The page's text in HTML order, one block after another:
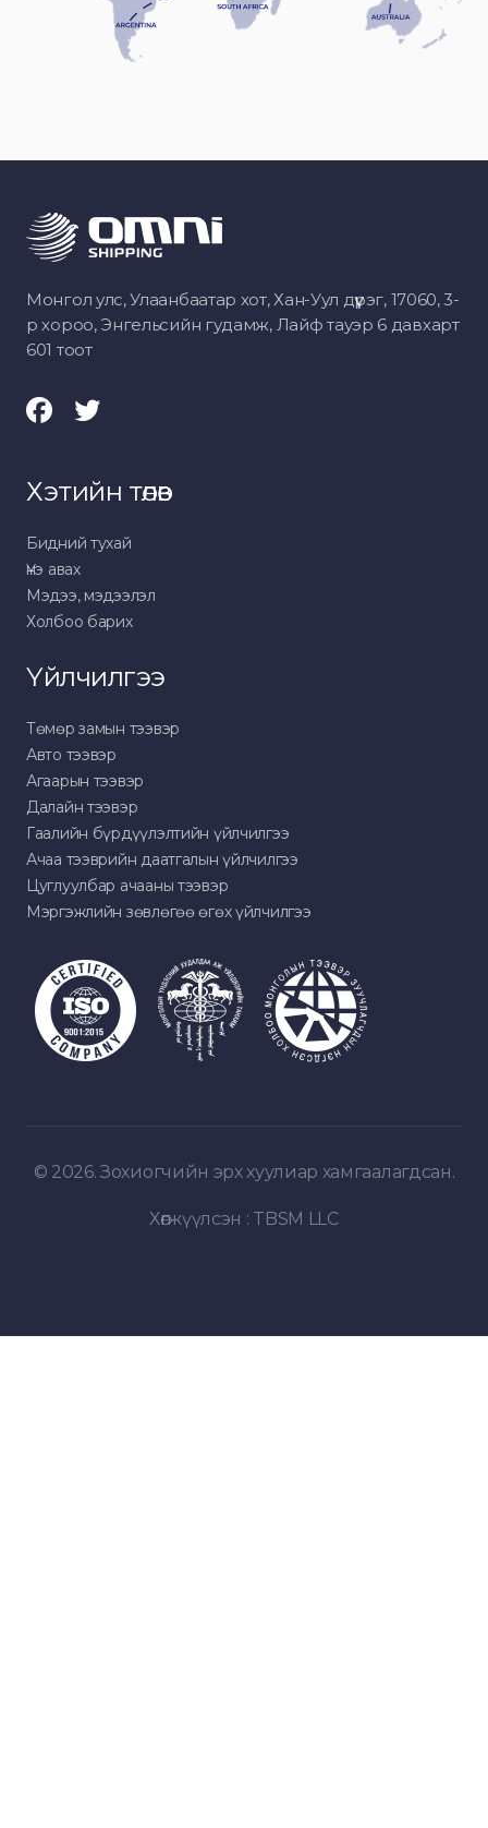
Монгол улс, Улаанбаатар хот, Хан-Уул дүүрэг, 17060, 3-
р хороо, Энгельсийн гудамж, Лайф тауэр 6 давхарт
601 тоот
Хэтийн төлөв
Бидний тухай
Үнэ авах
Мэдээ, мэдээлэл
Холбоо барих
Үйлчилгээ
Төмөр замын тээвэр
Авто тээвэр
Агаарын тээвэр
Далайн тээвэр
Гаалийн бүрдүүлэлтийн үйлчилгээ
Ачаа тээврийн даатгалын үйлчилгээ
Цуглуулбар ачааны тээвэр
Мэргэжлийн зөвлөгөө өгөх үйлчилгээ
© 2026. Зохиогчийн эрх хуулиар хамгаалагдсан.
Хөгжүүлсэн : TBSM LLC